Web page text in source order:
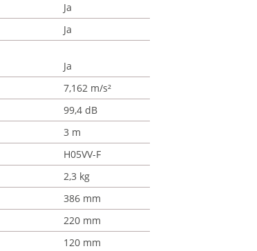
Ja
Ja
Ja
7,162 m/s²
99,4 dB
3 m
H05VV-F
2,3 kg
386 mm
220 mm
120 mm